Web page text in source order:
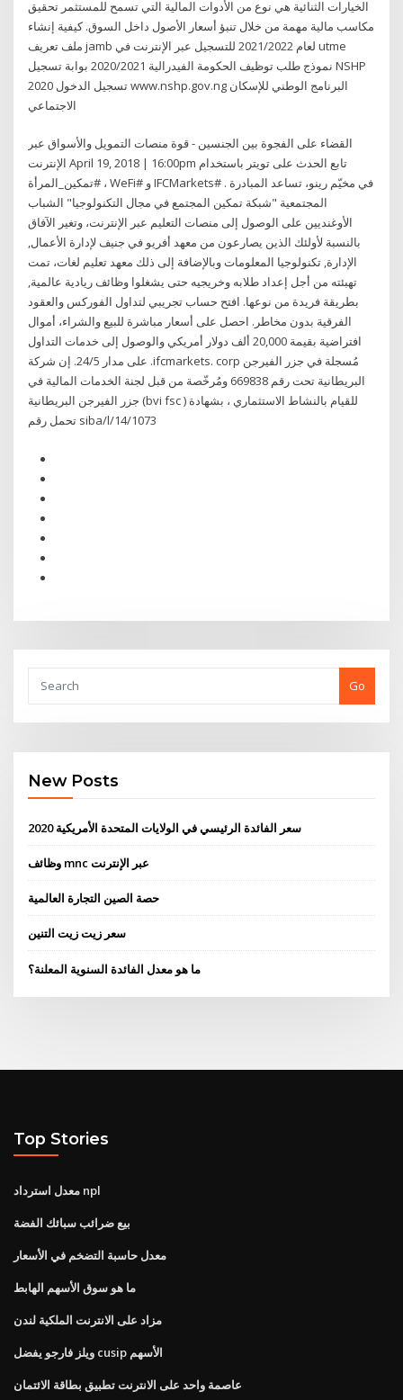
الخيارات الثنائية هي نوع من الأدوات المالية التي تسمح للمستثمر تحقيق
مكاسب مالية مهمة من خلال تنبؤ أسعار الأصول داخل السوق. كيفية إنشاء
ملف تعريف jamb لعام 2021/2022 للتسجيل عبر الإنترنت في utme
نموذج طلب توظيف الحكومة الفيدرالية 2020/2021 بوابة تسجيل NSHP
تسجيل الدخول 2020 www.nshp.gov.ng البرنامج الوطني للإسكان
الاجتماعي
القضاء على الفجوة بين الجنسين - قوة منصات التمويل والأسواق عبر
الإنترنت April 19, 2018 | 16:00pm تابع الحدث على تويتر باستخدام
#تمكين_المرأة ، WeFi# و IFCMarkets# . في مخيّم رينو، تساعد المبادرة
المجتمعية "شبكة تمكين المجتمع في مجال التكنولوجيا" الشباب
الأوغنديين على الوصول إلى منصات التعليم عبر الإنترنت، وتغير الآفاق
بالنسبة لأولئك الذين يصارعون من معهد أفريو في جنيف لإدارة الأعمال,
الإدارة, تكنولوجيا المعلومات وبالإضافة إلى ذلك معهد تعليم لغات، تمت
تهبئته من أجل إعداد طلابه وخريجيه حتى يشغلوا وظائف ريادية عالمية,
بطريقة فريدة من نوعها. افتح حساب تجريبي لتداول الفوركس والعقود
الفرقية بدون مخاطر. احصل على أسعار مباشرة للبيع والشراء، أموال
افتراضية بقيمة 20,000 ألف دولار أمريكي والوصول إلى خدمات التداول
على مدار 24/5. إن شركة .ifcmarkets. corp مُسجلة في جزر الفيرجن
البريطانية تحت رقم 669838 ومُرخّصة من قبل لجنة الخدمات المالية في
جزر الفيرجن البريطانية (bvi fsc ) للقيام بالنشاط الاستثماري ، بشهادة
تحمل رقم siba/l/14/1073
Go
New Posts
سعر الفائدة الرئيسي في الولايات المتحدة الأمريكية 2020
وظائف mnc عبر الإنترنت
حصة الصين التجارة العالمية
سعر زيت زيت التنين
ما هو معدل الفائدة السنوية المعلنة؟
Top Stories
معدل استرداد npl
بيع ضرائب سبائك الفضة
معدل حاسبة التضخم في الأسعار
ما هو سوق الأسهم الهابط
مزاد على الانترنت الملكية لندن
ويلز فارجو يفضل cusip الأسهم
عاصمة واحد على الانترنت تطبيق بطاقة الائتمان